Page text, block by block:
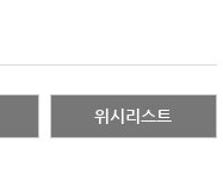
위시리스트